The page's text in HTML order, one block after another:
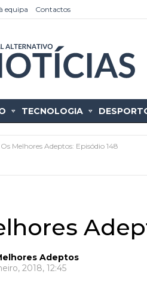
equipa Contactos
TECNOLOGIA
Os Melhores Adeptos: Episódio 148
Adeptos
2018, 12:45